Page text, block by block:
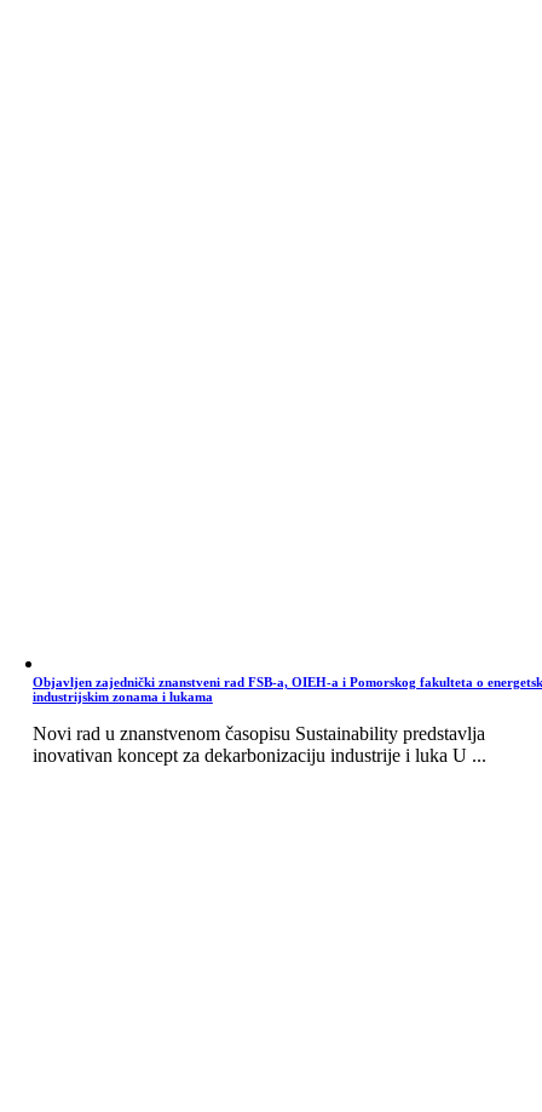
Objavljen zajednički znanstveni rad FSB-a, OIEH-a i Pomorskog fakulteta o
industrijskim zonama i lukama
Novi rad u znanstvenom časopisu Sustainability predstavlja
inovativan koncept za dekarbonizaciju industrije i luka U ...